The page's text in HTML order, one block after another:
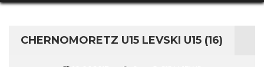
CHERNOMORETZ U15 LEVSKI U15 (16)